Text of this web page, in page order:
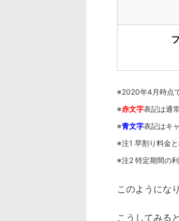
※2020年4月時点
※赤文字表記は通
※青文字表記はキ
※注1 早割り料金
※注2 特定期間の
このようにな
こうしてみる